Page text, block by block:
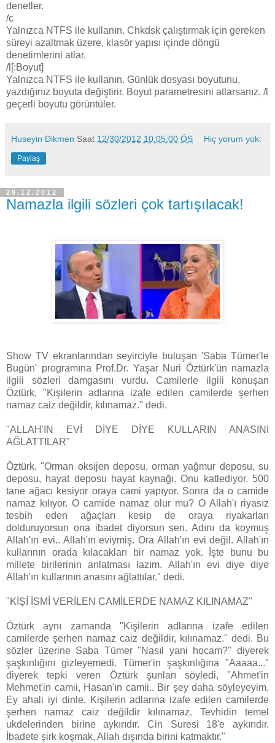
denetler.
/c
Yalnızca NTFS ile kullanın. Chkdsk çalıştırmak için gereken
süreyi azaltmak üzere, klasör yapısı içinde döngü
denetimlerini atlar.
/l[:Boyut]
Yalnızca NTFS ile kullanın. Günlük dosyası boyutunu,
yazdığınız boyuta değiştirir. Boyut parametresini atlarsanız, /l
geçerli boyutu görüntüler.
Huseyin Dikmen Saat 12/30/2012 10:05:00 ÖS Hiç yorum yok:
Paylaş
29.12.2012
Namazla ilgili sözleri çok tartışılacak!
Show TV ekranlarından seyirciyle buluşan 'Saba Tümer'le
Bugün' programına Prof.Dr. Yaşar Nuri Öztürk'ün namazla
ilgili sözleri damgasını vurdu. Camilerle ilgili konuşan
Öztürk, "Kişilerin adlarına izafe edilen camilerde şerhen
namaz caiz değildir, kılınamaz." dedi.
"ALLAH'IN EVİ DİYE DİYE KULLARIN ANASINI
AĞLATTILAR"
Öztürk, "Orman oksijen deposu, orman yağmur deposu, su
deposu, hayat deposu hayat kaynağı. Onu katlediyor. 500
tane ağacı kesiyor oraya cami yapıyor. Sonra da o camide
namaz kılıyor. O camide namaz olur mu? O Allah'ı riyasız
tesbih eden ağaçları kesip de oraya riyakarları
dolduruyorsun ona ibadet diyorsun sen. Adını da koymuş
Allah'ın evi.. Allah'ın eviymiş. Ora Allah'ın evi değil. Allah'ın
kullarının orada kılacakları bir namaz yok. İşte bunu bu
millete birilerinin anlatması lazım. Allah'ın evi diye diye
Allah'ın kullarının anasını ağlattılar." dedi.
"KİŞİ İSMİ VERİLEN CAMİLERDE NAMAZ KILINAMAZ"
Öztürk aynı zamanda "Kişilerin adlarına izafe edilen
camilerde şerhen namaz caiz değildir, kılınamaz." dedi. Bu
sözler üzerine Saba Tümer "Nasıl yani hocam?" diyerek
şaşkınlığını gizleyemedi. Tümer'in şaşkınlığına "Aaaaa..."
diyerek tepki veren Öztürk şunları söyledi, "Ahmet'in
Mehmet'in camii, Hasan'ın camii.. Bir şey daha söyleyeyim.
Ey ahali iyi dinle. Kişilerin adlarına izafe edilen camilerde
şerhen namaz caiz değildir kılınamaz. Tevhidin temel
ukdelerinden birine aykırıdır. Cin Suresi 18'e aykırıdır.
İbadete şirk koşmak, Allah dışında birini katmaktır."